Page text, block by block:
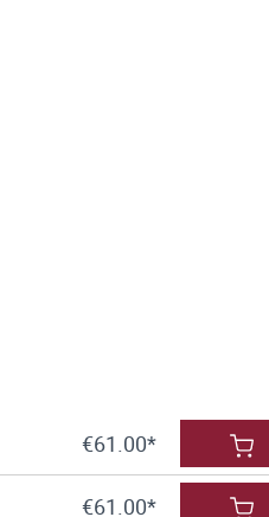
€61.00*
€61.00*